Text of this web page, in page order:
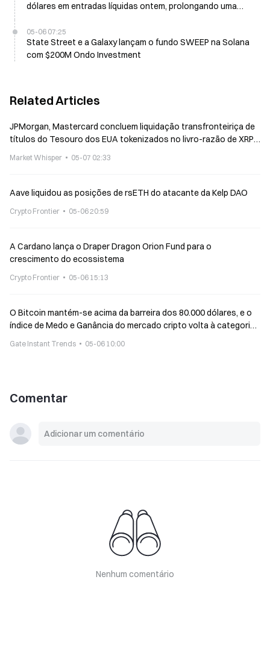
dólares em entradas líquidas ontem, prolongando uma
05-06 07:25
State Street e a Galaxy lançam o fundo SWEEP na Solana
com $200M Ondo Investment
Related Articles
JPMorgan, Mastercard concluem liquidação transfronteiriça de
títulos do Tesouro dos EUA tokenizados no livro-razão de XRP
Market Whisper 05-07 02:33
Aave liquidou as posições de rsETH do atacante da Kelp DAO
Crypto Frontier 05-06 20:59
A Cardano lança o Draper Dragon Orion Fund para o
crescimento do ecossistema
Crypto Frontier 05-06 15:13
O Bitcoin mantém-se acima da barreira dos 80.000 dólares, e o
índice de Medo e Ganância do mercado cripto volta à categoria
Gate Instant Trends 05-06 10:00
Comentar
Nenhum comentário